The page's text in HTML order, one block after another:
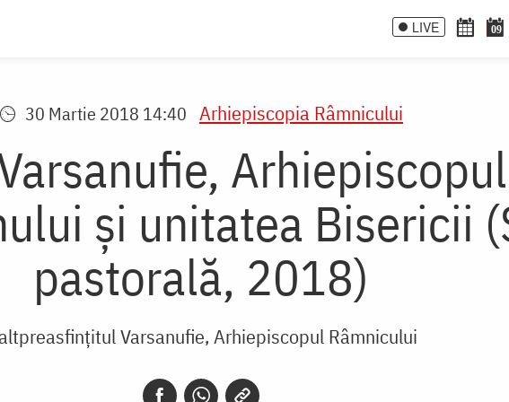
LIVE 09
30 Martie 2018 14:40 Arhiepiscopia Râmnicului
și unitatea Bisericii
pastorală, 2018)
Varsanufie, Arhiepiscopul Râmnicului